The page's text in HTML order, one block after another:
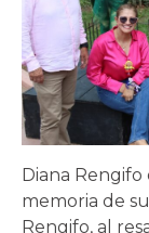
Diana
memoria de
Rengifo, al